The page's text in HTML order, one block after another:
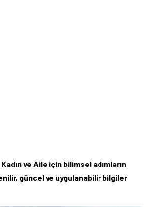
ve Aile için bilimsel adımların
güncel ve uygulanabilir bilgiler